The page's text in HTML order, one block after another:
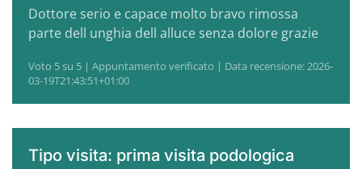
Dottore serio e capace molto bravo rimossa
parte dell unghia dell alluce senza dolore grazie
Voto 5 su 5 | Appuntamento verificato | Data recensione: 2026-
03-19T21:43:51+01:00
Tipo visita: prima visita podologica